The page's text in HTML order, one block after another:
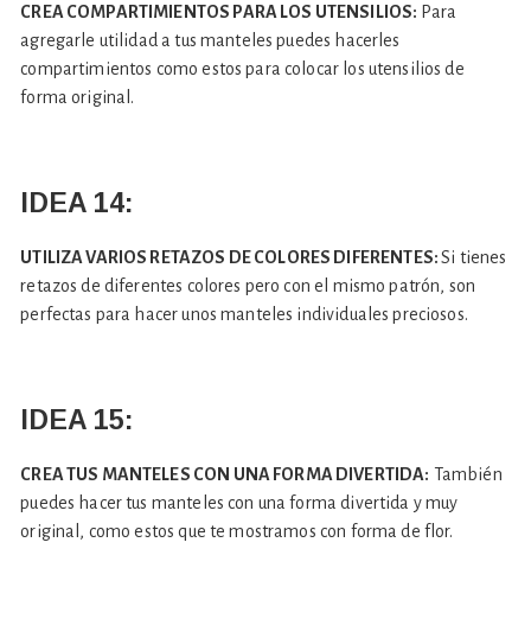
CREA COMPARTIMIENTOS PARA LOS UTENSILIOS: Para
agregarle utilidad a tus manteles puedes hacerles
compartimientos como estos para colocar los utensilios de
forma original.
IDEA 14:
UTILIZA VARIOS RETAZOS DE COLORES DIFERENTES:Si tienes
retazos de diferentes colores pero con el mismo patrón, son
perfectas para hacer unos manteles individuales preciosos.
IDEA 15:
CREA TUS MANTELES CON UNA FORMA DIVERTIDA: También
puedes hacer tus manteles con una forma divertida y muy
original, como estos que te mostramos con forma de flor.